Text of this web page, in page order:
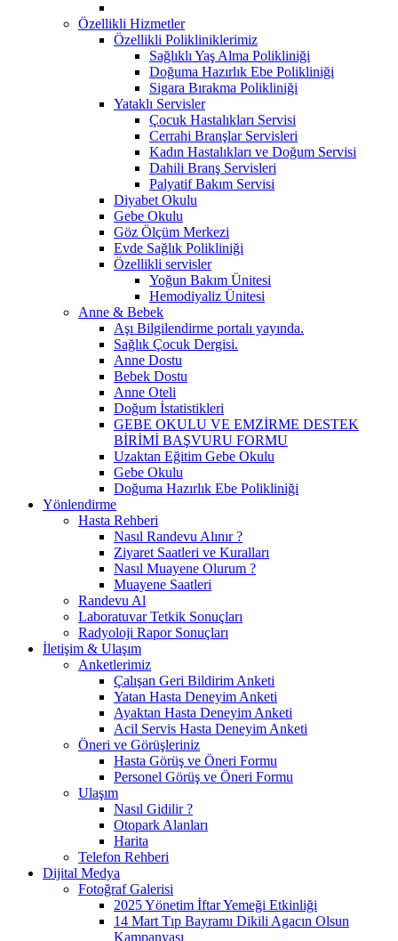
Özellikli Hizmetler
Özellikli Polikliniklerimiz
Sağlıklı Yaş Alma Polikliniği
Doğuma Hazırlık Ebe Polikliniği
Sigara Bırakma Polikliniği
Yataklı Servisler
Çocuk Hastalıkları Servisi
Cerrahi Branşlar Servisleri
Kadın Hastalıkları ve Doğum Servisi
Dahili Branş Servisleri
Palyatif Bakım Servisi
Diyabet Okulu
Gebe Okulu
Göz Ölçüm Merkezi
Evde Sağlık Polikliniği
Özellikli servisler
Yoğun Bakım Ünitesi
Hemodiyaliz Ünitesi
Anne & Bebek
Aşı Bilgilendirme portalı yayında.
Sağlık Çocuk Dergisi.
Anne Dostu
Bebek Dostu
Anne Oteli
Doğum İstatistikleri
GEBE OKULU VE EMZİRME DESTEK
BİRİMİ BAŞVURU FORMU
Uzaktan Eğitim Gebe Okulu
Gebe Okulu
Doğuma Hazırlık Ebe Polikliniği
Yönlendirme
Hasta Rehberi
Nasıl Randevu Alınır ?
Ziyaret Saatleri ve Kuralları
Nasıl Muayene Olurum ?
Muayene Saatleri
Randevu Al
Laboratuvar Tetkik Sonuçları
Radyoloji Rapor Sonuçları
İletişim & Ulaşım
Anketlerimiz
Çalışan Geri Bildirim Anketi
Yatan Hasta Deneyim Anketi
Ayaktan Hasta Deneyim Anketi
Acil Servis Hasta Deneyim Anketi
Öneri ve Görüşleriniz
Hasta Görüş ve Öneri Formu
Personel Görüş ve Öneri Formu
Ulaşım
Nasıl Gidilir ?
Otopark Alanları
Harita
Telefon Rehberi
Dijital Medya
Fotoğraf Galerisi
2025 Yönetim İftar Yemeği Etkinliği
14 Mart Tıp Bayramı Dikili Agacın Olsun
Kampanyası